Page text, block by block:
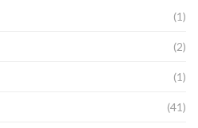
(1)
(2)
(1)
(41)